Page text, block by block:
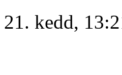
21. kedd,